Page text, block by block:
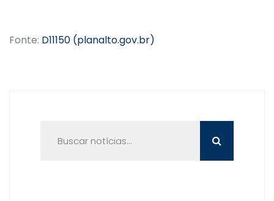
Fonte: D11150 (planalto.gov.br)